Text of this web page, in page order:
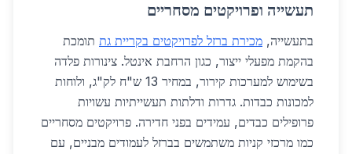
תעשייה ופרויקטים מסחריים
בתעשייה, מכירת ברזל לפרויקטים בקריית גת תומכת
בהקמת מפעלי ייצור, כגון הרחבת אינטל. צינורות פלדה
בשימוש למערכות קירור, במחיר 13 ש"ח לק"ג, ולוחות
למכונות כבדות. גדרות ודלתות תעשייתיות עשויות
פרופילים כבדים, עמידים בפני חדירה. פרויקטים מסחריים
כמו מרכזי קניות משתמשים בברזל לעמודים מבניים, עם